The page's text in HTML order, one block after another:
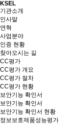
KSEL
기관소개
인사말
연혁
사업분야
인증 현황
찾아오시는 길
CC평가
CC평가 개요
CC평가 절차
CC평가 현황
보안기능 확인서
보안기능 확인서
보안기능 확인서 현황
정보보호제품성능평가